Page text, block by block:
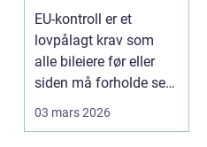
går gjennom
EU-kontroll er et
lovpålagt krav som
alle bileiere før eller
siden må forholde seg
til. For mange bl...
03 mars 2026